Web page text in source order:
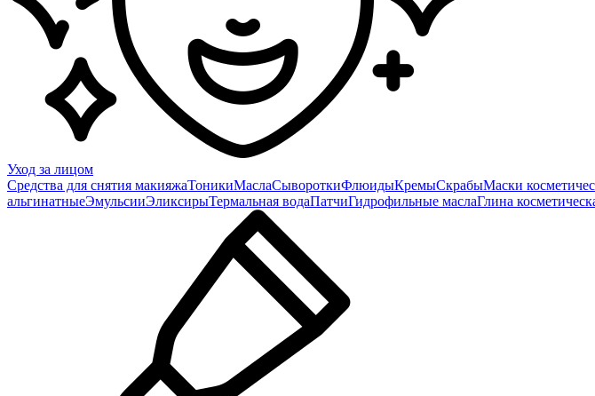
Уход за лицом
Средства для снятия макияжаТоникиМаслаСывороткиФлюидыКремыСкрабыМаски
альгинатныеЭмульсииЭликсирыТермальная водаПатчиГидрофильные маслаГлина